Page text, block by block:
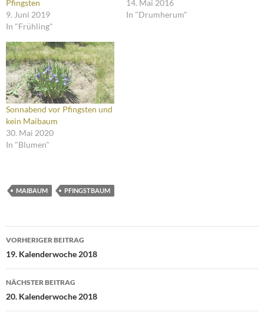
Pfingsten
9. Juni 2019
In "Frühling"
14. Mai 2016
In "Drumherum"
Sonnabend vor Pfingsten und
kein Maibaum
30. Mai 2020
In "Blumen"
MAIBAUM PFINGSTBAUM
Beitragsnavigation
VORHERIGER BEITRAG
19. Kalenderwoche 2018
NÄCHSTER BEITRAG
20. Kalenderwoche 2018